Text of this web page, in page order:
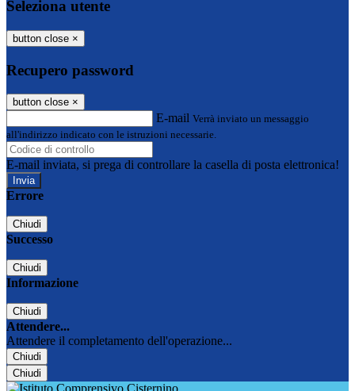
Seleziona utente
button close ×
Recupero password
button close ×
E-mail Verrà inviato un messaggio
all'indirizzo indicato con le istruzioni necessarie.
E-mail inviata, si prega di controllare la casella di posta elettronica!
Errore
Chiudi
Successo
Chiudi
Informazione
Chiudi
Attendere...
Attendere il completamento dell'operazione...
Chiudi
Chiudi